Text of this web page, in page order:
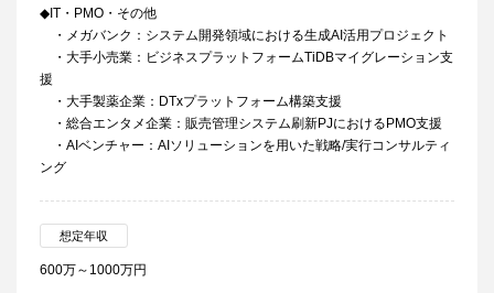
◆IT・PMO・その他
・メガバンク：システム開発領域における生成AI活用プロジェクト
・大手小売業：ビジネスプラットフォームTiDBマイグレーション支
援
・大手製薬企業：DTxプラットフォーム構築支援
・総合エンタメ企業：販売管理システム刷新PJにおけるPMO支援
・AIベンチャー：AIソリューションを用いた戦略/実行コンサルティ
ング
想定年収
600万～1000万円